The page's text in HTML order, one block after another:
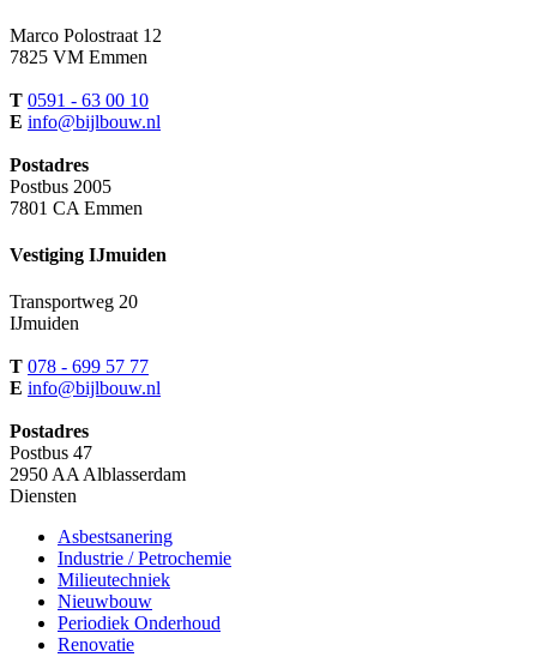
Marco Polostraat 12
7825 VM Emmen
T 0591 - 63 00 10
E info@bijlbouw.nl
Postadres
Postbus 2005
7801 CA Emmen
Vestiging IJmuiden
Transportweg 20
IJmuiden
T 078 - 699 57 77
E info@bijlbouw.nl
Postadres
Postbus 47
2950 AA Alblasserdam
Diensten
Asbestsanering
Industrie / Petrochemie
Milieutechniek
Nieuwbouw
Periodiek Onderhoud
Renovatie